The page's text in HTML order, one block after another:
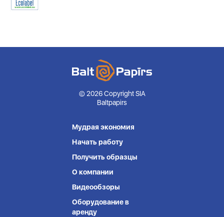
© 2026 Copyright SIA
Baltpapirs
Мудрая экономия
Начать работу
Получить образцы
О компании
Видеообзоры
Оборудование в
аренду